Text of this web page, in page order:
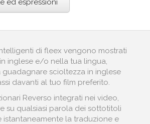
ed espressioni
di fleex vengono mostrati
inglese e/o nella tua lingua,
guadagnare scioltezza in inglese
davanti al tuo film preferito.
Reverso integrati nei video,
su qualsiasi parola dei sottotitoli
istantaneamente la traduzione e